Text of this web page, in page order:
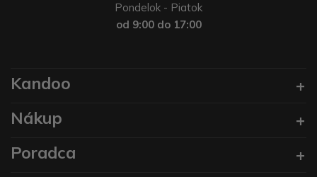
Pondelok - Piatok
od 9:00 do 17:00
Kandoo
Nákup
Poradca